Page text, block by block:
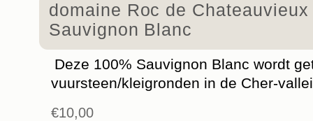
domaine Roc de Chateauvieux
Sauvignon Blanc
Deze 100% Sauvignon Blanc wordt
vuursteen/kleigronden in de Cher-
€10,00